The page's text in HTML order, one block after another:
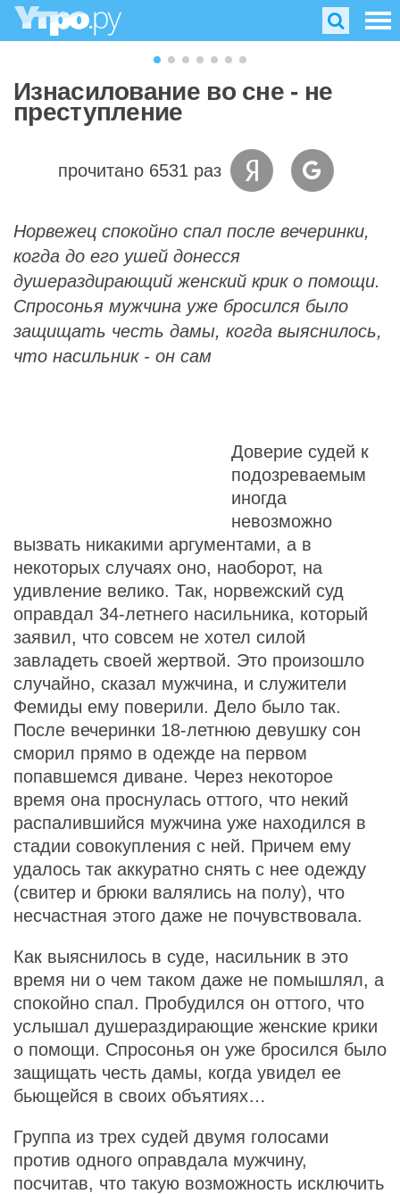
Изнасилование во сне - не
преступление
прочитано 6531 раз
Норвежец спокойно спал после вечеринки,
когда до его ушей донесся
душераздирающий женский крик о помощи.
Спросонья мужчина уже бросился было
защищать честь дамы, когда выяснилось,
что насильник - он сам
Доверие судей к
подозреваемым
иногда
невозможно
вызвать никакими аргументами, а в
некоторых случаях оно, наоборот, на
удивление велико. Так, норвежский суд
оправдал 34-летнего насильника, который
заявил, что совсем не хотел силой
завладеть своей жертвой. Это произошло
случайно, сказал мужчина, и служители
Фемиды ему поверили. Дело было так.
После вечеринки 18-летнюю девушку сон
сморил прямо в одежде на первом
попавшемся диване. Через некоторое
время она проснулась оттого, что некий
распалившийся мужчина уже находился в
стадии совокупления с ней. Причем ему
удалось так аккуратно снять с нее одежду
(свитер и брюки валялись на полу), что
несчастная этого даже не почувствовала.
Как выяснилось в суде, насильник в это
время ни о чем таком даже не помышлял, а
спокойно спал. Пробудился он оттого, что
услышал душераздирающие женские крики
о помощи. Спросонья он уже бросился было
защищать честь дамы, когда увидел ее
бьющейся в своих объятиях…
Группа из трех судей двумя голосами
против одного оправдала мужчину,
посчитав, что такую возможность исключить